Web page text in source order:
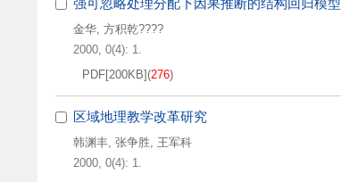
强可忽略处理分配下因果推断的结构回归模型
金华, 方积乾????
2000, 0(4): 1.
PDF[200KB](276)
区域地理教学改革研究
韩渊丰, 张争胜, 王军科
2000, 0(4): 1.